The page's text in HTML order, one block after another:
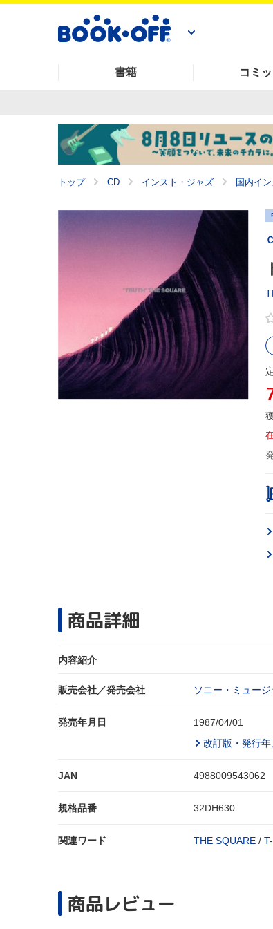
書籍 コミ
トップ CD インスト・ジャズ 国内イ
商品詳細
内容紹介
販売会社／発売会社 ソニー・ミュー
発売年月日
1987/04/01
改訂版・発行
JAN 4988009543062
規格品番 32DH630
関連ワード THE SQUARE /
商品レビュー